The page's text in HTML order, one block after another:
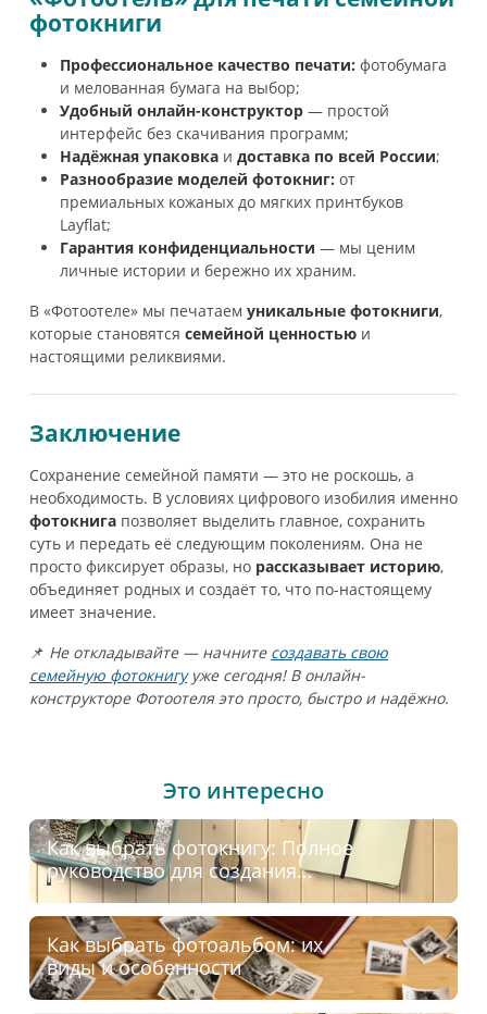
фотокниги
Профессиональное качество печати: фотобумага
и мелованная бумага на выбор;
Удобный онлайн-конструктор — простой
интерфейс без скачивания программ;
Надёжная упаковка и доставка по всей России;
Разнообразие моделей фотокниг: от
премиальных кожаных до мягких принтбуков
Layflat;
Гарантия конфиденциальности — мы ценим
личные истории и бережно их храним.
В «Фотоотеле» мы печатаем уникальные фотокниги,
которые становятся семейной ценностью и
настоящими реликвиями.
Заключение
Сохранение семейной памяти — это не роскошь, а
необходимость. В условиях цифрового изобилия именно
фотокнига позволяет выделить главное, сохранить
суть и передать её следующим поколениям. Она не
просто фиксирует образы, но рассказывает историю,
объединяет родных и создаёт то, что по-настоящему
имеет значение.
📌 Не откладывайте — начните создавать свою
семейную фотокнигууже сегодня! В онлайн-
конструкторе Фотоотеля это просто, быстро и надёжно.
Это интересно
Как выбрать фотокнигу: Полное
руководство для создания
идеального фотоальбома
Как выбрать фотоальбом: их
виды и особенности